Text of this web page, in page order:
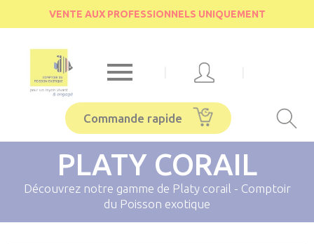
VENTE AUX PROFESSIONNELS UNIQUEMENT

Commande rapide
PLATY CORAIL
Découvrez notre gamme de Platy corail - Comptoir
du Poisson exotique